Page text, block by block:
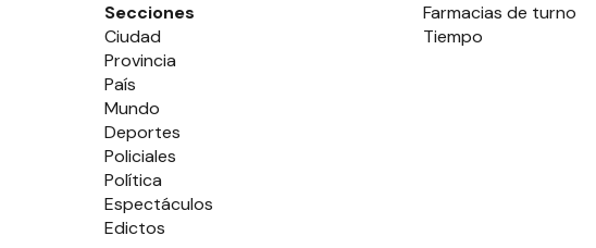
Secciones
Ciudad
Provincia
País
Mundo
Deportes
Policiales
Política
Espectáculos
Edictos
Farmacias de turno
Tiempo